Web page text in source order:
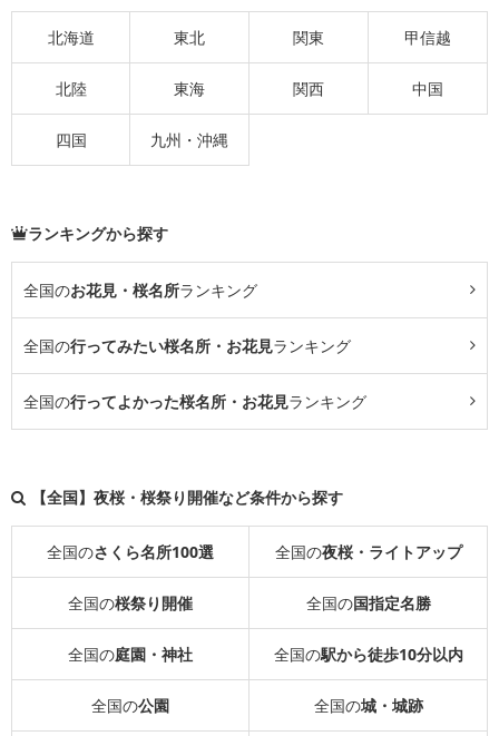
北海道 東北 関東 甲信越
北陸 東海 関西 中国
四国 九州・沖縄
ランキングから探す
全国のお花見・桜名所ランキング
全国の行ってみたい桜名所・お花見ランキング
全国の行ってよかった桜名所・お花見ランキング
【全国】夜桜・桜祭り開催など条件から探す
全国のさくら名所100選 全国の夜桜・ライトアップ
全国の桜祭り開催 全国の国指定名勝
全国の庭園・神社 全国の駅から徒歩10分以内
全国の公園 全国の城・城跡